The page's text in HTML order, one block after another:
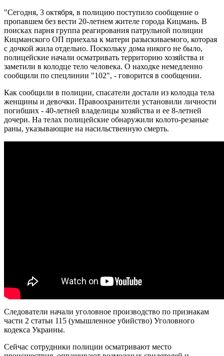
"Сегодня, 3 октября, в полицию поступило сообщение о
пропавшем без вести 20-летнем жителе города Кицмань. В
поисках парня группа реагирования патрульной полиции
Кицманского ОП приехала к матери разыскиваемого, которая
с дочкой жила отдельно. Поскольку дома никого не было,
полицейские начали осматривать территорию хозяйства и
заметили в колодце тело человека. О находке немедленно
сообщили по спецлинии "102", - говорится в сообщении.
Как сообщили в полиции, спасатели достали из колодца тела
женщины и девочки. Правоохранители установили личности
погибших - 40-летней владелицы хозяйства и ее 8-летней
дочери. На телах полицейские обнаружили колото-резаные
раны, указывающие на насильственную смерть.
Следователи начали уголовное производство по признакам
части 2 статьи 115 (умышленное убийство) Уголовного
кодекса Украины.
Сейчас сотрудники полиции осматривают место